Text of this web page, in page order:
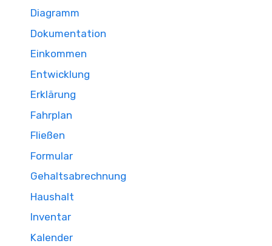
Diagramm
Dokumentation
Einkommen
Entwicklung
Erklärung
Fahrplan
Fließen
Formular
Gehaltsabrechnung
Haushalt
Inventar
Kalender